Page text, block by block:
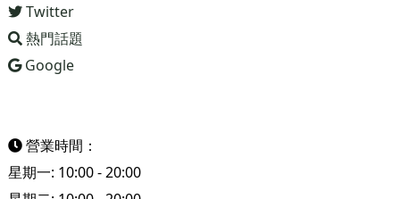
Twitter
熱門話題
Google
營業時間：
星期一: 10:00 - 20:00